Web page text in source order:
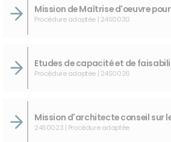
Procédure adaptée | 24S0030
Procédure adaptée | 24S0026
24S0023 | Procédure adaptée